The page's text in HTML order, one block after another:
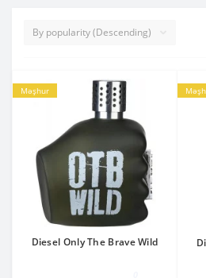
Məşhur
Diesel Only The Brave Wild